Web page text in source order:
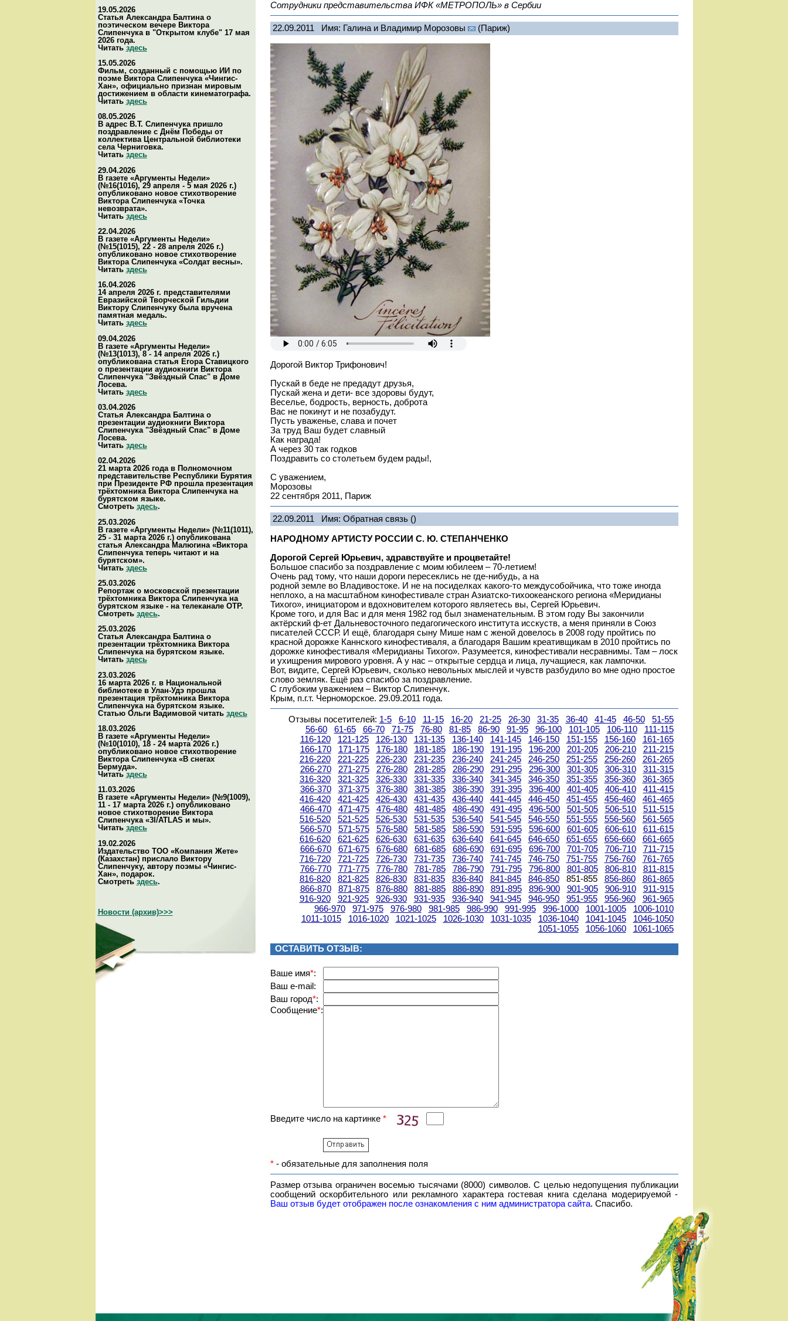
19.05.2026
Статья Александра Балтина о
поэтическом вечере Виктора
Слипенчука в "Открытом клубе" 17 мая
2026 года.
Читатьздесь
15.05.2026
Фильм, созданный с помощью ИИ по
поэме Виктора Слипенчука «Чингис-
Хан», официально признан мировым
достижением в области кинематографа.
Читать здесь
08.05.2026
В адрес В.Т. Слипенчука пришло
поздравление с Днём Победы от
коллектива Центральной библиотеки
села Черниговка.
Читать здесь
29.04.2026
В газете «Аргументы Недели»
(№16(1016), 29 апреля - 5 мая 2026 г.)
опубликовано новое стихотворение
Виктора Слипенчука «Точка
невозврата».
Читатьздесь
22.04.2026
В газете «Аргументы Недели»
(№15(1015), 22 - 28 апреля 2026 г.)
опубликовано новое стихотворение
Виктора Слипенчука «Солдат весны».
Читать здесь
16.04.2026
14 апреля 2026 г. представителями
Евразийской Творческой Гильдии
Виктору Слипенчуку была вручена
памятная медаль.
Читать здесь
09.04.2026
В газете «Аргументы Недели»
(№13(1013), 8 - 14 апреля 2026 г.)
опубликована статья Егора Ставицкого
о презентации аудиокниги Виктора
Слипенчука "Звёздный Спас" в Доме
Лосева.
Читать здесь
03.04.2026
Статья Александра Балтина о
презентации аудиокниги Виктора
Слипенчука "Звёздный Спас" в Доме
Лосева.
Читать здесь
02.04.2026
21 марта 2026 года в Полномочном
представительстве Республики Бурятия
при Президенте РФ прошла презентация
трёхтомника Виктора Слипенчука на
бурятском языке.
Смотреть здесь.
25.03.2026
В газете «Аргументы Недели» (№11(1011),
25 - 31 марта 2026 г.) опубликована
статья Александра Малюгина «Виктора
Слипенчука теперь читают и на
бурятском».
Читать здесь
25.03.2026
Репортаж о московской презентации
трёхтомника Виктора Слипенчука на
бурятском языке - на телеканале ОТР.
Смотреть здесь.
25.03.2026
Статья Александра Балтина о
презентации трёхтомника Виктора
Слипенчука на бурятском языке.
Читать здесь
23.03.2026
16 марта 2026 г. в Национальной
библиотеке в Улан-Удэ прошла
презентация трёхтомника Виктора
Слипенчука на бурятском языке.
Статью Ольги Вадимовой читать здесь
18.03.2026
В газете «Аргументы Недели»
(№10(1010), 18 - 24 марта 2026 г.)
опубликовано новое стихотворение
Виктора Слипенчука «В снегах
Бермуда».
Читать здесь
11.03.2026
В газете «Аргументы Недели» (№9(1009),
11 - 17 марта 2026 г.) опубликовано
новое стихотворение Виктора
Слипенчука «3I/ATLAS и мы».
Читать здесь
19.02.2026
Издательство ТОО «Компания Жете»
(Казахстан) прислало Виктору
Слипенчуку, автору поэмы «Чингис-
Хан», подарок.
Смотреть здесь.
Новости (архив)>>>
Сотрудники представительства ИФК «МЕТРОПОЛЬ» в Сербии
22.09.2011 Имя: Галина и Владимир Морозовы (Париж)
Дорогой Виктор Трифонович!
Пускай в беде не предадут друзья,
Пускай жена и дети- все здоровы будут,
Веселье, бодрость, верность, доброта
Вас не покинут и не позабудут.
Пусть уваженье, слава и почет
За труд Ваш будет славный
Как награда!
А через 30 так годков
Поздравить со столетьем будем рады!,
С уважением,
Морозовы
22 сентября 2011, Париж
22.09.2011 Имя: Обратная связь()
НАРОДНОМУ АРТИСТУ РОССИИ С. Ю. СТЕПАНЧЕНКО
Дорогой Сергей Юрьевич, здравствуйте и процветайте!
Большое спасибо за поздравление с моим юбилеем – 70-летием!
Очень рад тому, что наши дороги пересеклись не где-нибудь, а на
родной земле во Владивостоке. И не на посиделках какого-то междусобойчика, что тоже иногда
неплохо, а на масштабном кинофестивале стран Азиатско-тихоокеанского региона «Меридианы
Тихого», инициатором и вдохновителем которого являетесь вы, Сергей Юрьевич.
Кроме того, и для Вас и для меня 1982 год был знаменательным. В этом году Вы закончили
актёрский ф-ет Дальневосточного педагогического института исскуств, а меня приняли в Союз
писателей СССР. И ещё, благодаря сыну Мише нам с женой довелось в 2008 году пройтись по
красной дорожке Каннского кинофестиваля, а благодаря Вашим креативщикам в 2010 пройтись по
дорожке кинофестиваля «Меридианы Тихого». Разумеется, кинофестивали несравнимы. Там – лоск
и ухищрения мирового уровня. А у нас – открытые сердца и лица, лучащиеся, как лампочки.
Вот, видите, Сергей Юрьевич, сколько невольных мыслей и чувств разбудило во мне одно простое
слово земляк. Ещё раз спасибо за поздравление.
С глубоким уважением – Виктор Слипенчук.
Крым, п.г.т. Черноморское. 29.09.2011 года.
Отзывы посетителей: 1-5 6-10 11-15 16-20 21-25 26-30 31-35 36-40 41-45 46-50
51-55
56-60
61-65 66-70 71-75 76-80 81-85 86-90 91-95 96-100 101-105 106-110
111-115
116-120
121-125 126-130 131-135 136-140 141-145 146-150 151-155 156-160
161-165
166-170
171-175 176-180 181-185 186-190 191-195 196-200 201-205 206-210
211-215
216-220
221-225 226-230 231-235 236-240 241-245 246-250 251-255 256-260
261-265
266-270
271-275 276-280 281-285 286-290 291-295 296-300 301-305 306-310
311-315
316-320
321-325 326-330 331-335 336-340 341-345 346-350 351-355 356-360
361-365
366-370
371-375 376-380 381-385 386-390 391-395 396-400 401-405 406-410
411-415
416-420
421-425 426-430 431-435 436-440 441-445 446-450 451-455 456-460
461-465
466-470
471-475 476-480 481-485 486-490 491-495 496-500 501-505 506-510
511-515
516-520
521-525 526-530 531-535 536-540 541-545 546-550 551-555 556-560
561-565
566-570
571-575 576-580 581-585 586-590 591-595 596-600 601-605 606-610
611-615
616-620
621-625 626-630 631-635 636-640 641-645 646-650 651-655 656-660
661-665
666-670
671-675 676-680 681-685 686-690 691-695 696-700 701-705 706-710
711-715
716-720
721-725 726-730 731-735 736-740 741-745 746-750 751-755 756-760
761-765
766-770
771-775 776-780 781-785 786-790 791-795 796-800 801-805 806-810
811-815
816-820
821-825 826-830 831-835 836-840 841-845 846-850 851-855 856-860
861-865
866-870
871-875 876-880 881-885 886-890 891-895 896-900 901-905 906-910
911-915
916-920
921-925 926-930 931-935 936-940 941-945 946-950 951-955 956-960
961-965
966-970
971-975 976-980 981-985 986-990 991-995 996-1000 1001-1005
1006-1010
1011-1015
1016-1020 1021-1025 1026-1030 1031-1035 1036-1040 1041-1045
1046-1050
1051-1055
1056-1060 1061-1065
ОСТАВИТЬ ОТЗЫВ:
Вашe имя*:
Ваш e-mail:
Ваш город*:
Сообщение*:
Введите число на картинке *
*- обязательные для заполнения поля
Размер отзыва ограничен восемью тысячами (8000) символов. С целью недопущения публикации
сообщений оскорбительного или рекламного характера гостевая книга сделана модерируемой -
Ваш отзыв будет отображен после ознакомления с ним администратора сайта. Спасибо.